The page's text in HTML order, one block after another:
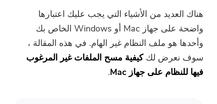
ضاغط صور مجاني
قوات الدفاع الشعبي الحر ضاغط
هناك العديد من الأشياء التي يجب عليك اعتبارها
واضحة على جهاز Mac أو Windows الخاص بك
وأحدها هو ملف النظام غير الهام. في هذه المقالة ،
سوف نعرض لككيفية مسح الملفات غير المرغوب
فيها للنظام على جهاز Mac
.